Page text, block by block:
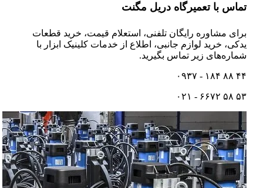
تماس با تعمیرگاه دریل مگنت
برای مشاوره رایگان تلفنی،‌ استعلام قیمت،‌ خرید قطعات
یدکی، خرید لوازم جانبی، اطلاع از خدمات کلینیک ابزار با
شماره‌های زیر تماس بگیرید.
۴۴ ۸۸ ۱۸۴ - ۰۹۳۷
۵۳ ۵۸ ۶۶۷۲ - ۰۲۱